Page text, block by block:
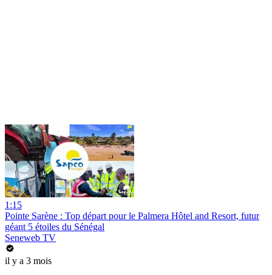
1:15
Pointe Sarène : Top départ pour le Palmera Hôtel and Resort, futur
géant 5 étoiles du Sénégal
Seneweb TV
il y a 3 mois